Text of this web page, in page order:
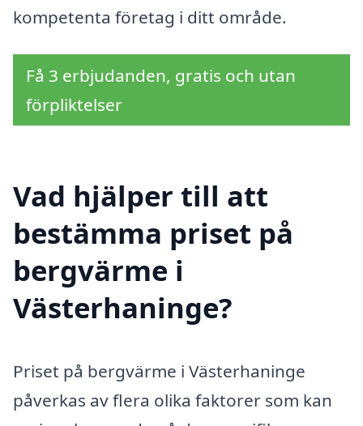
kompetenta företag i ditt område.
Få 3 erbjudanden, gratis och utan
förpliktelser
Vad hjälper till att
bestämma priset på
bergvärme i
Västerhaninge?
Priset på bergvärme i Västerhaninge
påverkas av flera olika faktorer som kan